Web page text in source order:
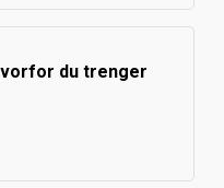
du trenger